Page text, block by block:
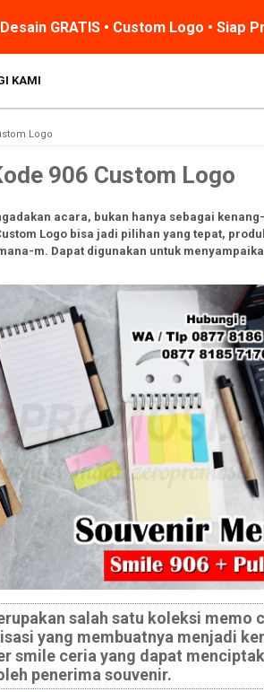
Desain GRATIS • Custom Logo • Siap
KAMI
Logo
906 Custom Logo
acara, bukan hanya sebagai
Logo bisa jadi pilihan yang tepat,
m. Dapat digunakan untuk
salah satu koleksi memo
yang membuatnya menjadi
smile ceria yang dapat
penerima souvenir.